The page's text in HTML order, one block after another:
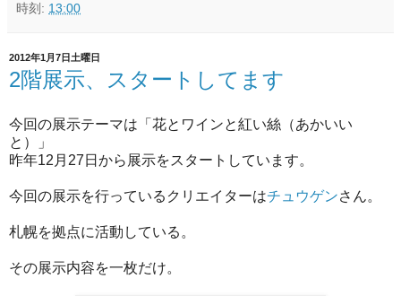
時刻: 13:00
2012年1月7日土曜日
2階展示、スタートしてます
今回の展示テーマは「花とワインと紅い絲（あかいい
と）」
昨年12月27日から展示をスタートしています。
今回の展示を行っているクリエイターはチュウゲンさん。
札幌を拠点に活動している。
その展示内容を一枚だけ。